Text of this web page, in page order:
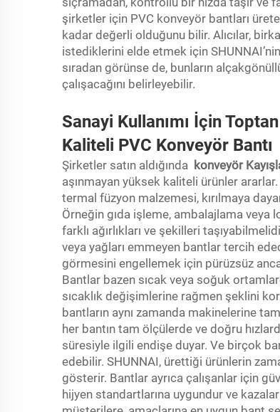
şirketler için PVC konveyör bantları
kadar değerli olduğunu bilir. Alıcılar,
istediklerini elde etmek için
sıradan görünse de, bunların
çalışacağını belirleyebilir.
Sanayi Kullanımı İçin
Kaliteli PVC Konveyör Bantı
Şirketler satın aldığında konveyör
aşınmayan yüksek kaliteli ürünler
termal füzyon malzemesi, kırılmaya
Örneğin gıda işleme, ambalajlama veya
farklı ağırlıkları ve şekilleri
veya yağları emmeyen bantlar tercih
görmesini engellemek için pürüzsüz
Bantlar bazen sıcak veya soğuk
sıcaklık değişimlerine rağmen şeklini
bantların aynı zamanda makinelerine
her bantın tam ölçülerde ve doğru
süresiyle ilgili endişe duyar. Ve birçok
edebilir. SHUNNAI, ürettiği ürünlerin
gösterir. Bantlar ayrıca çalışanlar için
hijyen standartlarına uygundur ve